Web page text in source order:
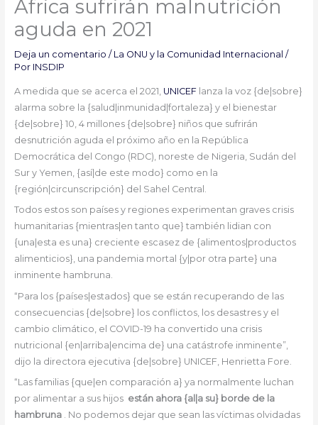
África sufrirán malnutrición
aguda en 2021
Deja un comentario / La ONU y la Comunidad Internacional /
Por INSDIP
A medida que se acerca el 2021, UNICEF lanza la voz {de|sobre}
alarma sobre la {salud|inmunidad|fortaleza} y el bienestar
{de|sobre} 10, 4 millones {de|sobre} niños que sufrirán
desnutrición aguda el próximo año en la República
Democrática del Congo (RDC), noreste de Nigeria, Sudán del
Sur y Yemen, {así|de este modo} como en la
{región|circunscripción} del Sahel Central.
Todos estos son países y regiones experimentan graves crisis
humanitarias {mientras|en tanto que} también lidian con
{una|esta es una} creciente escasez de {alimentos|productos
alimenticios}, una pandemia mortal {y|por otra parte} una
inminente hambruna.
“Para los {países|estados} que se están recuperando de las
consecuencias {de|sobre} los conflictos, los desastres y el
cambio climático, el COVID-19 ha convertido una crisis
nutricional {en|arriba|encima de} una catástrofe inminente”,
dijo la directora ejecutiva {de|sobre} UNICEF, Henrietta Fore.
“Las familias {que|en comparación a} ya normalmente luchan
por alimentar a sus hijos están ahora {al|a su} borde de la
hambruna . No podemos dejar que sean las víctimas olvidadas